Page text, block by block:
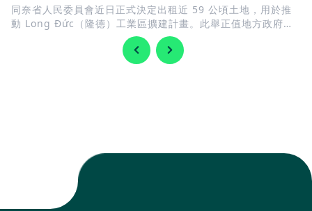
同奈省人民委員會近日正式決定出租近 59 公頃土地，用於推
動 Long Đức（隆德）工業區擴建計畫。此舉正值地方政府加
快完善基礎建設，迎接 隆城國際機場 即將投入營運，同時持續
擴充工業用地，以滿足國內外企業日益增加的投資需求。